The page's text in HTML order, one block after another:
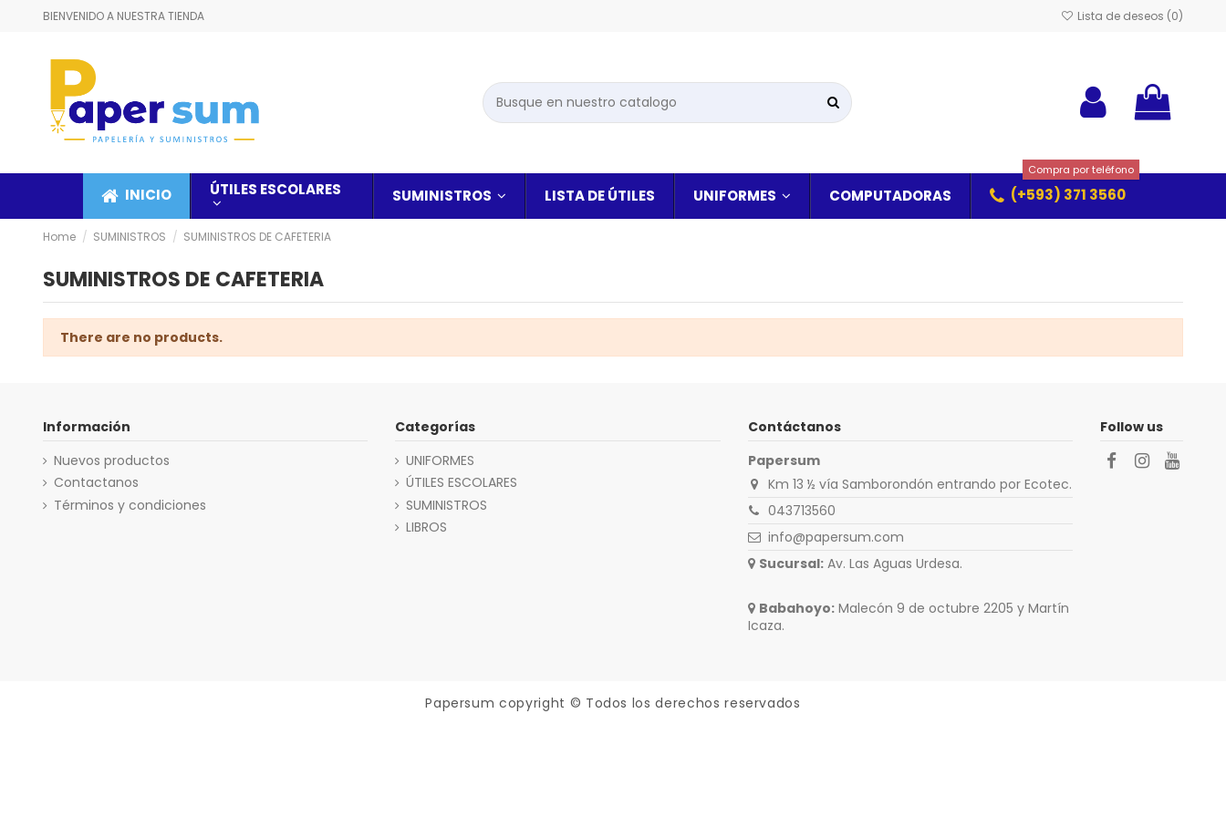
BIENVENIDO A NUESTRA TIENDA Lista de deseos (0)
INICIO ÚTILES ESCOLARES SUMINISTROS LISTA DE ÚTILES UNIFORMES COMPUTADORAS (+593) 371 3560
Compra por teléfono
Home SUMINISTROS SUMINISTROS DE CAFETERIA
SUMINISTROS DE CAFETERIA
There are no products.
Información
Nuevos productos
Contactanos
Términos y condiciones
Categorías
UNIFORMES
ÚTILES ESCOLARES
SUMINISTROS
LIBROS
Contáctanos
Papersum
Km 13 ½ vía Samborondón entrando por Ecotec.
043713560
info@papersum.com
Sucursal:Av. Las Aguas Urdesa.
Babahoyo:Malecón 9 de octubre 2205 y Martín
Icaza.
Follow us
Papersum copyright © Todos los derechos reservados